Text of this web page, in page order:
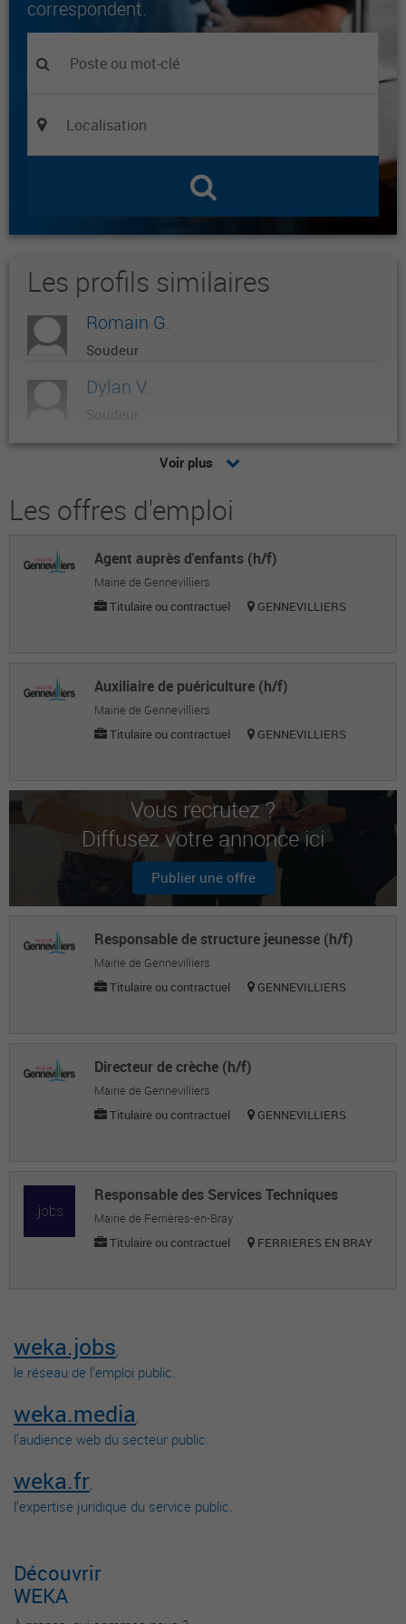
correspondent.
Les profils similaires
Romain G.
Soudeur
Dylan V.
Soudeur
Frédéric B.
Frédéric O.
Quentin A.
Soudeur
Thomy D.
Soudeur
Soudeur
Ouahid D.
Dst directeur/responsable des services
techniques
Responsable gestion administrative voirie
Voir plus
Les offres d'emploi
Agent auprès d'enfants (h/f)
Mairie de Gennevilliers
Titulaire ou contractuel
GENNEVILLIERS
Auxiliaire de puériculture (h/f)
Mairie de Gennevilliers
Titulaire ou contractuel
GENNEVILLIERS
Vous recrutez ?
Diffusez votre annonce ici
Publier une offre
Responsable de structure jeunesse (h/f)
Mairie de Gennevilliers
Titulaire ou contractuel
GENNEVILLIERS
Directeur de crèche (h/f)
Mairie de Gennevilliers
Titulaire ou contractuel
GENNEVILLIERS
Responsable des Services Techniques
Mairie de Ferrières-en-Bray
Titulaire ou contractuel
FERRIERES EN BRAY
weka.jobs,
le réseau de l’emploi public.
weka.media,
l’audience web du secteur public.
weka.fr,
l’expertise juridique du service public.
Découvrir
WEKA